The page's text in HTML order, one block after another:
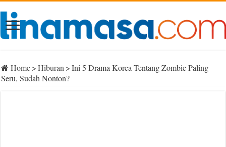
Home> Hiburan > Ini 5 Drama Korea Tentang Zombie Paling
Seru, Sudah Nonton?